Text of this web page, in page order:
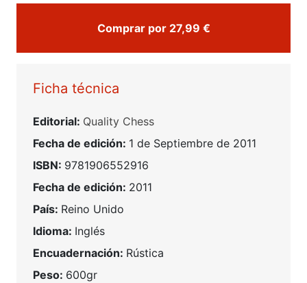
Comprar por 27,99 €
Ficha técnica
Editorial: Quality Chess
Fecha de edición: 1 de Septiembre de 2011
ISBN: 9781906552916
Fecha de edición: 2011
País: Reino Unido
Idioma: Inglés
Encuadernación: Rústica
Peso: 600gr